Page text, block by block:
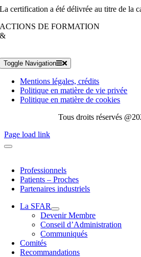
La certification a été délivrée au titre de la
ACTIONS DE FORMATION
&
Toggle Navigation
Mentions légales, crédits
Politique en matière de vie privée
Politique en matière de cookies
Tous droits réservés
Page load link
Professionnels
Patients – Proches
Partenaires industriels
La SFAR
Devenir Membre
Conseil d’Administration
Communiqués
Comités
Recommandations